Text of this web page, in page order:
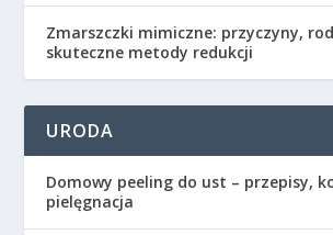
Zmarszczki mimiczne: przyczyny,
skuteczne metody redukcji
URODA
Domowy peeling do ust – przepisy,
pielęgnacja